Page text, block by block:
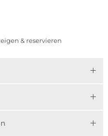
& reservieren